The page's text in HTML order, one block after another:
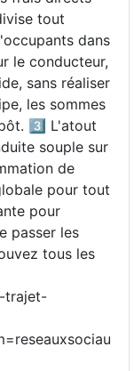
tout
dans
le conducteur,
sans réaliser
les sommes
3️⃣ L'atout
souple sur
de
pour tout
pour
passer les
tous les
trajet-